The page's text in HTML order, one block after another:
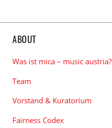
ABOUT
Was ist mica – music austria?
Team
Vorstand & Kuratorium
Fairness Codex